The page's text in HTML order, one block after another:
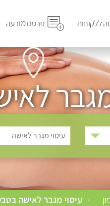
ללקוחות פרסם מודעה
מגבר
עיסוי מגבר לאישה
› עיסוי מגבר לאישה